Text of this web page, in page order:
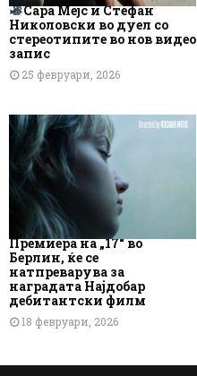
Сара Мејс и Стефан
Николовски во дуел со
стереотипите во нов видео
запис
25 февруари, 2026
Премиера на „17“ во
Берлин, ќе се
натпреварува за
наградата Најдобар
дебитантски филм
18 февруари, 2026